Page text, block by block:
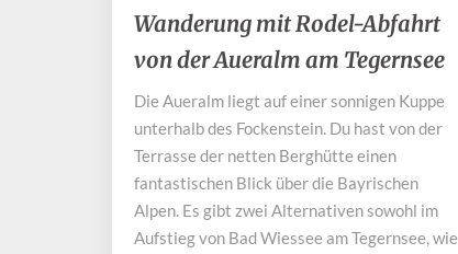
Wanderung
mit
Rodel-
von
der
Aueralm
am
Tegernsee
Wanderung mit Rodel-Abfahrt
von der Aueralm am Tegernsee
Die Aueralm liegt auf einer sonnigen Kuppe
unterhalb des Fockenstein. Du hast von der
Terrasse der netten Berghütte einen
fantastischen Blick über die Bayrischen
Alpen. Es gibt zwei Alternativen sowohl im
Aufstieg von Bad Wiessee am Tegernsee, wie